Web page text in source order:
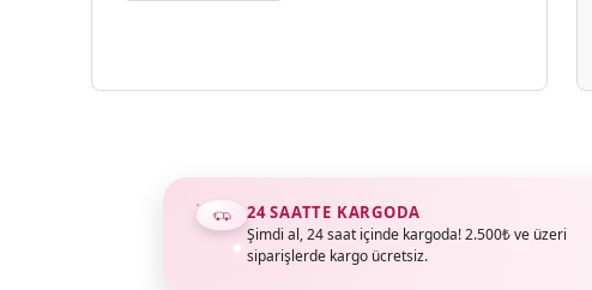
24 SAATTE KARGODA
Şimdi al, 24 saat içinde kargoda! 2.500₺ ve üzeri
siparişlerde kargo ücretsiz.